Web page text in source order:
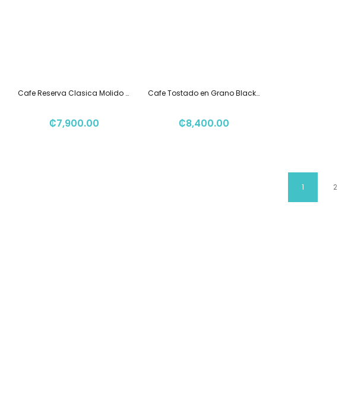
Cafe Reserva Clasica Molido 340grs
₡7,900.00
Cafe Tostado en Grano Black Honey 340gr KOMOREBI
₡8,400.00
1 2